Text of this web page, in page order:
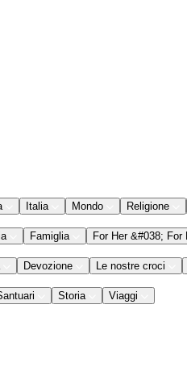
Italia Mondo Religione
Famiglia For Her &#038; For
Devozione Le nostre croci
Storia Viaggi